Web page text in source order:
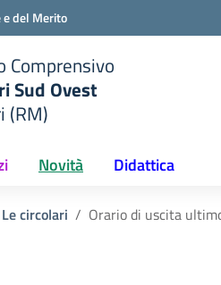
del Merito
Comprensivo
Sud Ovest
(RM)
Novità Didattica
Le circolari Orario di uscita